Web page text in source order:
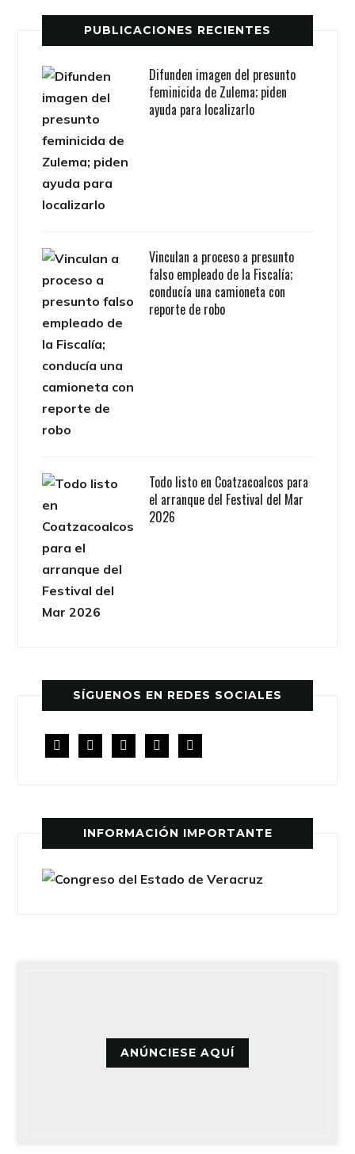
PUBLICACIONES RECIENTES
Difunden imagen del presunto
feminicida de Zulema; piden
ayuda para localizarlo
Vinculan a proceso a presunto
falso empleado de la Fiscalía;
conducía una camioneta con
reporte de robo
Todo listo en Coatzacoalcos para
el arranque del Festival del Mar
2026
SÍGUENOS EN REDES SOCIALES
facebooktwitterinstagramyoutube
rss
INFORMACIÓN IMPORTANTE
ANÚNCIESE AQUÍ